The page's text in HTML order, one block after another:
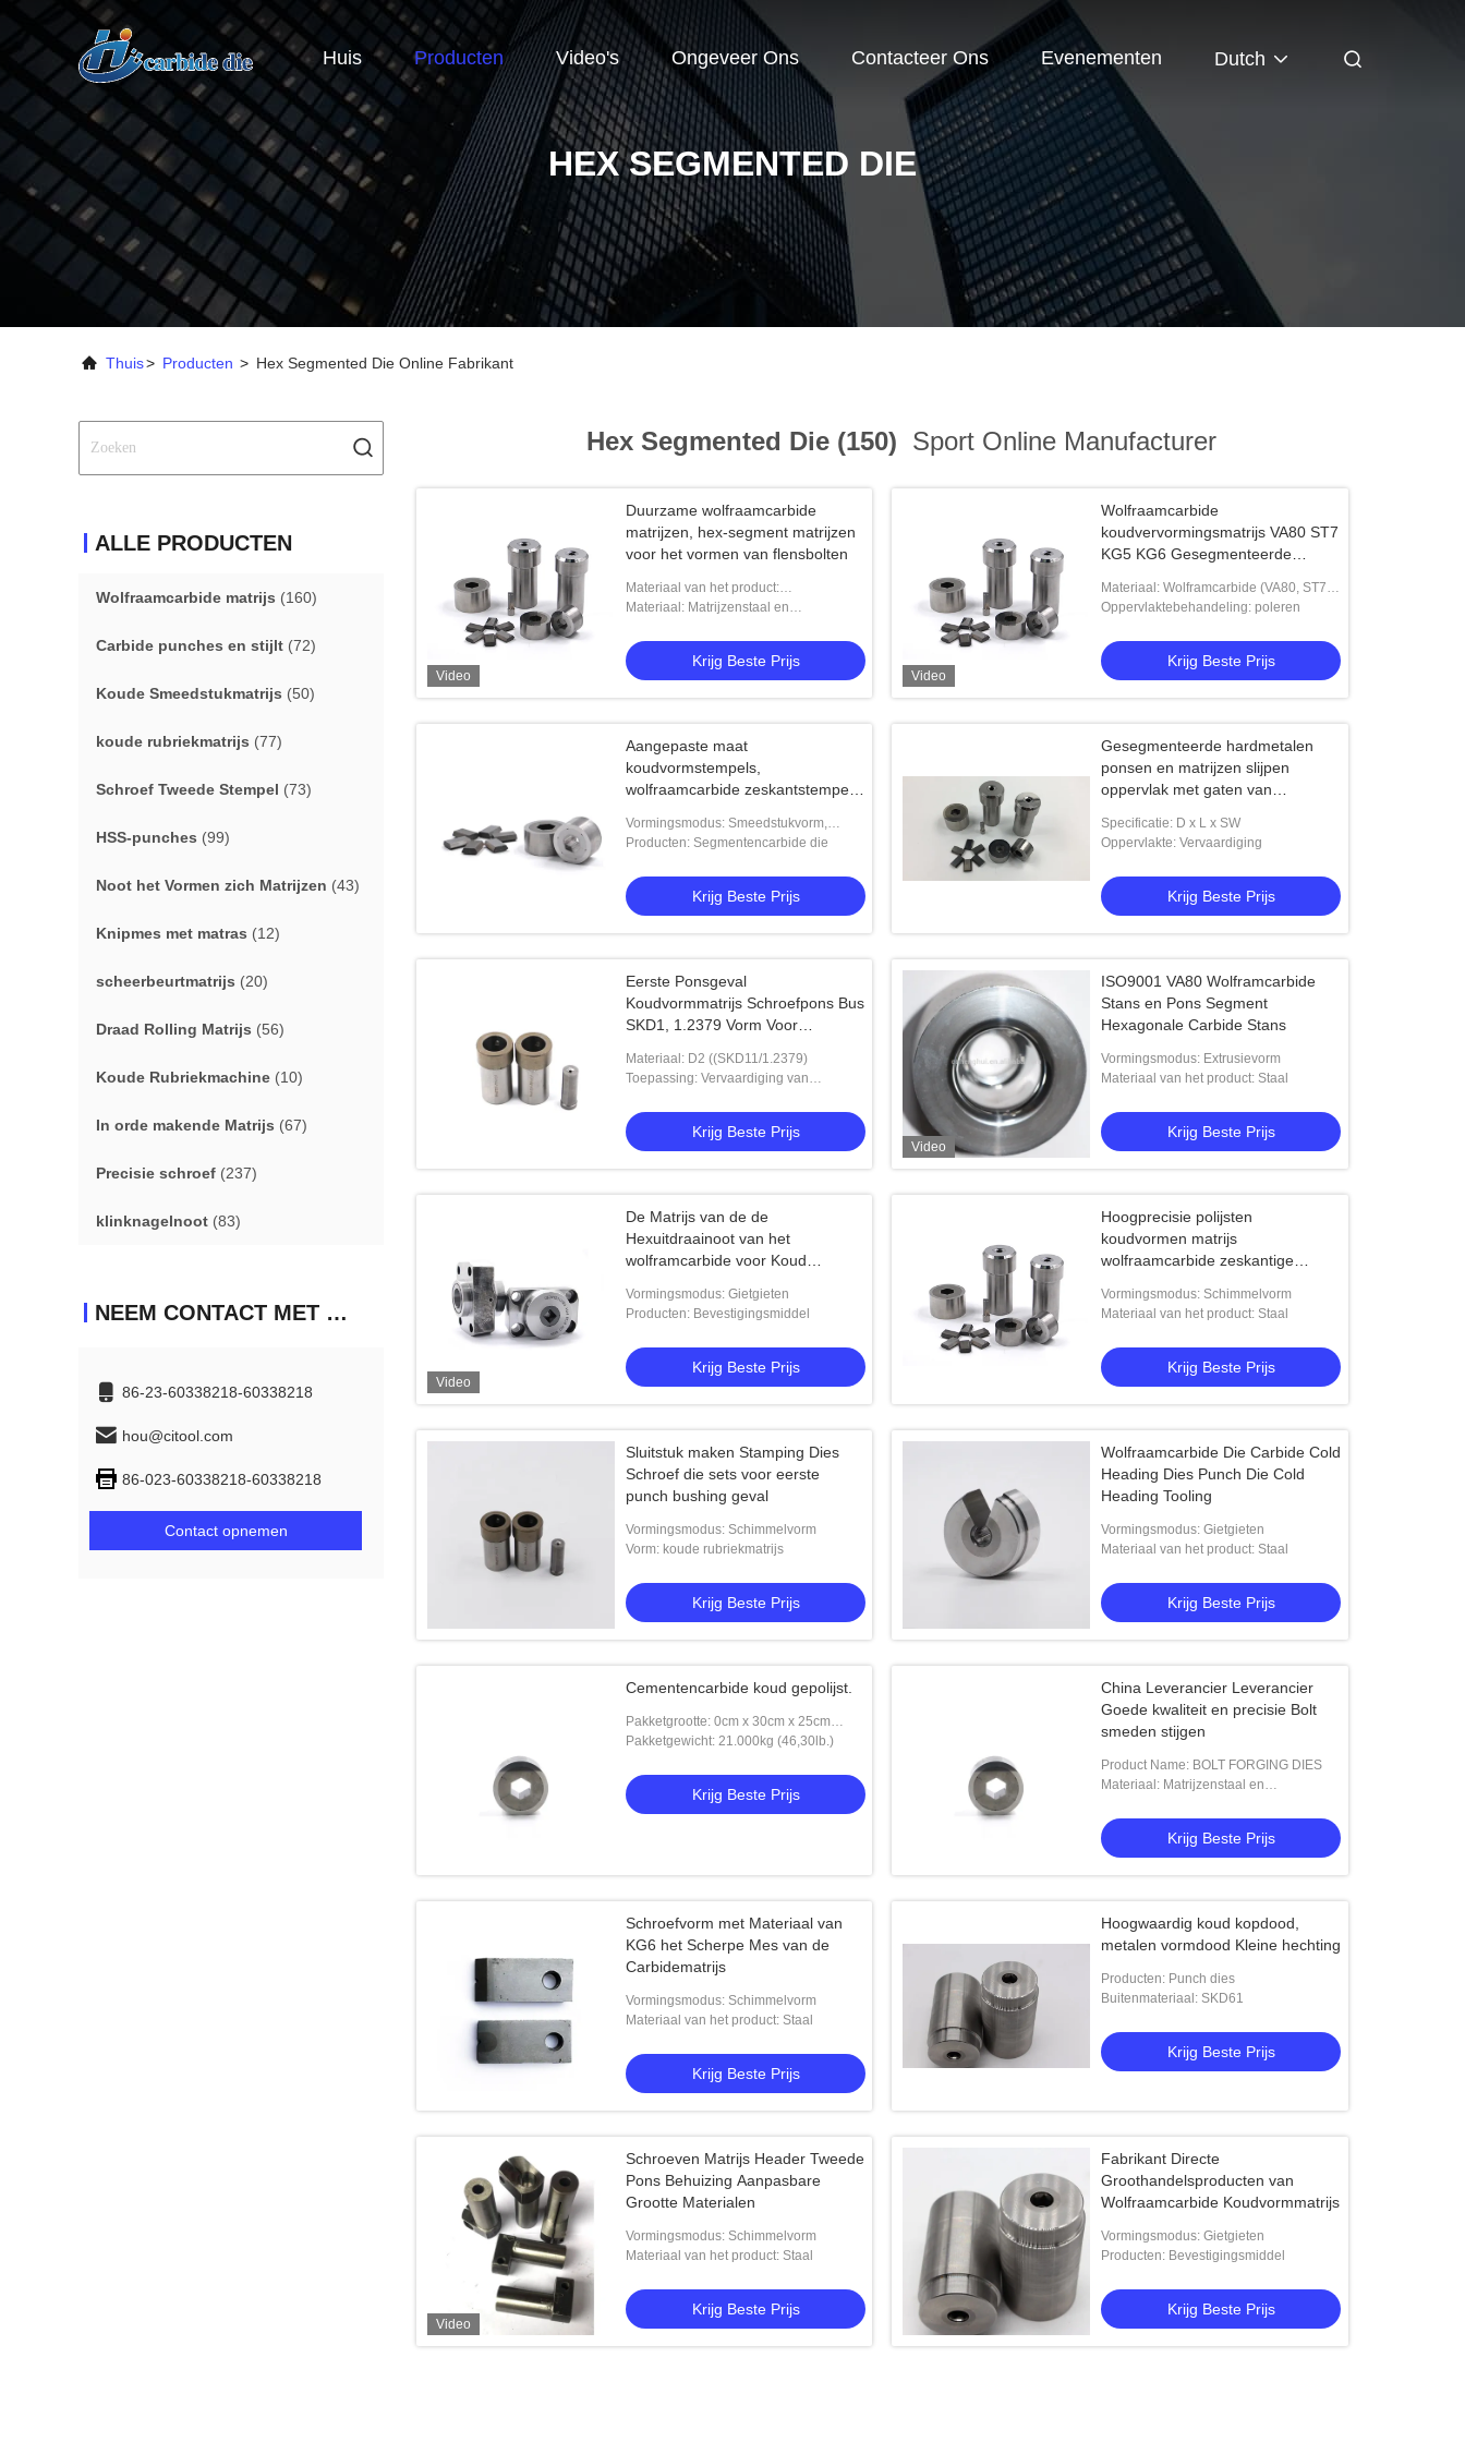
Huis Producten Video's Ongeveer Ons Contacteer Ons Evenementen Dutch
HEX SEGMENTED DIE
Thuis> Producten > Hex Segmented Die Online Fabrikant
ALLE PRODUCTEN
Wolfraamcarbide matrijs (160)
Carbide punches en stijlt (72)
Koude Smeedstukmatrijs (50)
koude rubriekmatrijs (77)
Schroef Tweede Stempel (73)
HSS-punches (99)
Noot het Vormen zich Matrijzen (43)
Knipmes met matras (12)
scheerbeurtmatrijs (20)
Draad Rolling Matrijs (56)
Koude Rubriekmachine (10)
In orde makende Matrijs (67)
Precisie schroef (237)
klinknagelnoot (83)
NEEM CONTACT MET ONS OP
86-23-60338218-60338218
hou@citool.com
86-023-60338218-60338218
Contact opnemen
Hex Segmented Die (150) Sport Online Manufacturer
Video
Duurzame wolfraamcarbide
matrijzen, hex-segment matrijzen
voor het vormen van flensbolten
Materiaal van het product:
wolfraamcarbide
Materiaal: Matrijzenstaal en
Krijg Beste Prijs
Video
Wolfraamcarbide
koudvervormingsmatrijs VA80 ST7
KG5 KG6 Gesegmenteerde
spiegelpolijsten
Materiaal: Wolframcarbide (VA80, ST7,
G6, YG20, enz.) en Matrijzenstaal (H13)
Oppervlaktebehandeling: poleren
Krijg Beste Prijs
Aangepaste maat
koudvormstempels,
wolfraamcarbide zeskantstempel
Vormingsmodus: Smeedstukvorm,
Ponsenvorm
Producten: Segmentencarbide die
Krijg Beste Prijs
Gesegmenteerde hardmetalen
ponsen en matrijzen slijpen
oppervlak met gaten van
Specificatie: D x L x SW
Oppervlakte: Vervaardiging
Krijg Beste Prijs
Eerste Ponsgeval
Koudvormmatrijs Schroefpons Bus
SKD1, 1.2379 Vorm Voor
Materiaal: D2 ((SKD11/1.2379)
Toepassing: Vervaardiging van
Krijg Beste Prijs
Video
ISO9001 VA80 Wolframcarbide
Stans en Pons Segment
Hexagonale Carbide Stans
Vormingsmodus: Extrusievorm
Materiaal van het product: Staal
Krijg Beste Prijs
Video
De Matrijs van de de
Hexuitdraainoot van het
wolframcarbide voor Koud
Nootvorm vormen van de
Hulpmiddelenhexuitdraai
Vormingsmodus: Gietgieten
Producten: Bevestigingsmiddel
Krijg Beste Prijs
Hoogprecisie polijsten
koudvormen matrijs
wolfraamcarbide zeskantige
Vormingsmodus: Schimmelvorm
Materiaal van het product: Staal
Krijg Beste Prijs
Sluitstuk maken Stamping Dies
Schroef die sets voor eerste
punch bushing geval
Vormingsmodus: Schimmelvorm
Vorm: koude rubriekmatrijs
Krijg Beste Prijs
Wolfraamcarbide Die Carbide Cold
Heading Dies Punch Die Cold
Heading Tooling
Vormingsmodus: Gietgieten
Materiaal van het product: Staal
Krijg Beste Prijs
Cementencarbide koud gepolijst.
Pakketgrootte: 0cm x 30cm x 25cm
(15,75in x 11,81in x 9,84in)
Pakketgewicht: 21.000kg (46,30lb.)
Krijg Beste Prijs
China Leverancier Leverancier
Goede kwaliteit en precisie Bolt
smeden stijgen
Product Name: BOLT FORGING DIES
Materiaal: Matrijzenstaal en
Krijg Beste Prijs
Schroefvorm met Materiaal van
KG6 het Scherpe Mes van de
Carbidematrijs
Vormingsmodus: Schimmelvorm
Materiaal van het product: Staal
Krijg Beste Prijs
Hoogwaardig koud kopdood,
metalen vormdood Kleine hechting
Producten: Punch dies
Buitenmateriaal: SKD61
Krijg Beste Prijs
Video
Schroeven Matrijs Header Tweede
Pons Behuizing Aanpasbare
Grootte Materialen
Vormingsmodus: Schimmelvorm
Materiaal van het product: Staal
Krijg Beste Prijs
Fabrikant Directe
Groothandelsproducten van
Wolfraamcarbide Koudvormmatrijs
Vormingsmodus: Gietgieten
Producten: Bevestigingsmiddel
Krijg Beste Prijs